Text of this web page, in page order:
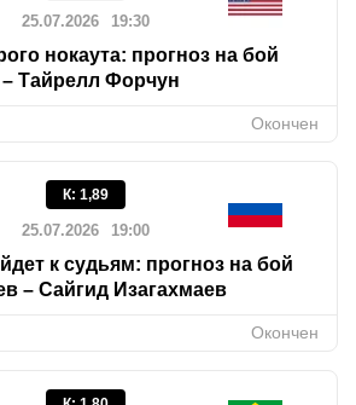
25.07.2026 19:30
нокаута: прогноз на бой
Тайрелл Форчун
Окончен
К: 1,89
25.07.2026 19:00
к судьям: прогноз на бой
– Сайгид Изагахмаев
Окончен